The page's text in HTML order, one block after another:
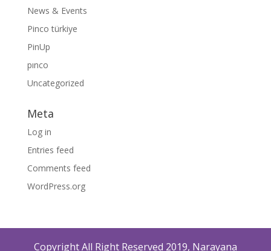
News & Events
Pinco türkiye
PinUp
pınco
Uncategorized
Meta
Log in
Entries feed
Comments feed
WordPress.org
Copyright All Right Reserved 2019, Narayana